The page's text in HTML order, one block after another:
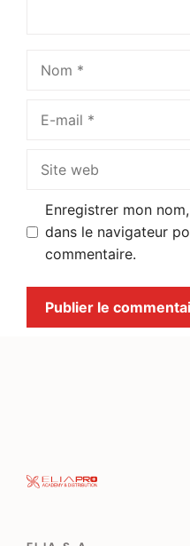
Enregistrer mon
dans le navigateur
commentaire.